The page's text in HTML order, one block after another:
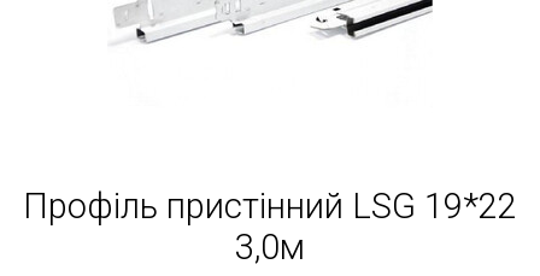
Профіль пристінний LSG 19*22
3,0м